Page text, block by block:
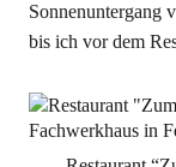
Sonnenuntergang
bis ich vor dem